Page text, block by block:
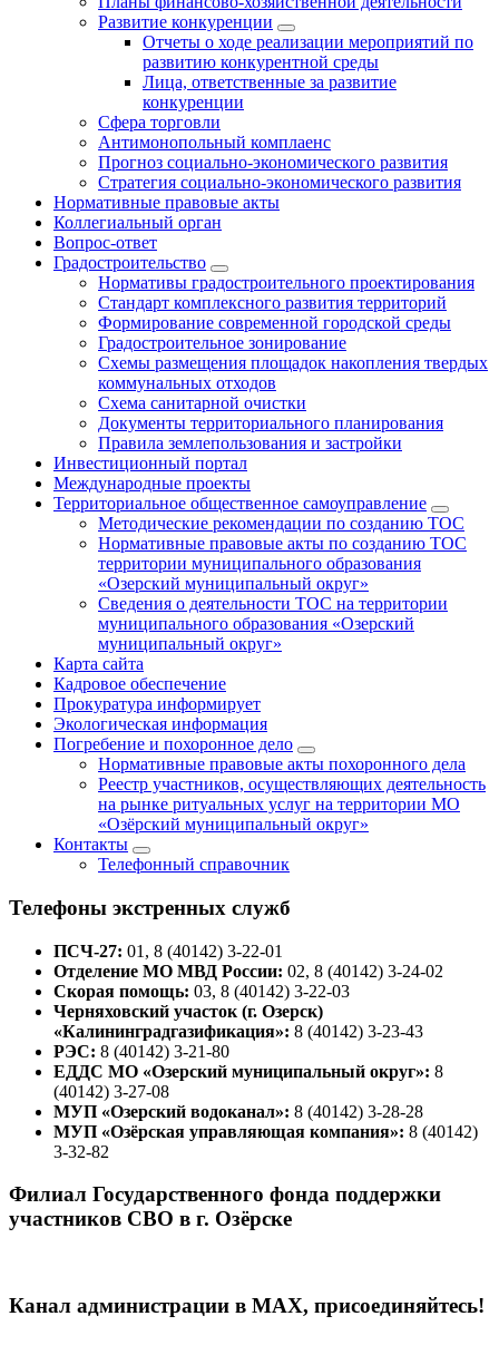
Развитие конкуренции
Отчеты о ходе реализации мероприятий по
развитию конкурентной среды
Лица, ответственные за развитие
конкуренции
Сфера торговли
Антимонопольный комплаенс
Прогноз социально-экономического развития
Стратегия социально-экономического развития
Нормативные правовые акты
Коллегиальный орган
Вопрос-ответ
Градостроительство
Нормативы градостроительного проектирования
Стандарт комплексного развития территорий
Формирование современной городской среды
Градостроительное зонирование
Схемы размещения площадок накопления твердых
коммунальных отходов
Схема санитарной очистки
Документы территориального планирования
Правила землепользования и застройки
Инвестиционный портал
Международные проекты
Территориальное общественное самоуправление
Методические рекомендации по созданию ТОС
Нормативные правовые акты по созданию ТОС
территории муниципального образования
«Озерский муниципальный округ»
Сведения о деятельности ТОС на территории
муниципального образования «Озерский
муниципальный округ»
Карта сайта
Кадровое обеспечение
Прокуратура информирует
Экологическая информация
Погребение и похоронное дело
Нормативные правовые акты похоронного дела
Реестр участников, осуществляющих деятельность
на рынке ритуальных услуг на территории МО
«Озёрский муниципальный округ»
Контакты
Телефонный справочник
Телефоны экстренных служб
ПСЧ-27: 01, 8 (40142) 3-22-01
Отделение МО МВД России: 02, 8 (40142) 3-24-02
Скорая помощь: 03, 8 (40142) 3-22-03
Черняховский участок (г. Озерск)
«Калининградгазификация»: 8 (40142) 3-23-43
РЭС: 8 (40142) 3-21-80
ЕДДС МО «Озерский муниципальный округ»: 8
(40142) 3-27-08
МУП «Озерский водоканал»: 8 (40142) 3-28-28
МУП «Озёрская управляющая компания»: 8 (40142)
3-32-82
Филиал Государственного фонда поддержки
участников СВО в г. Озёрске
Канал администрации в МАХ, присоединяйтесь!